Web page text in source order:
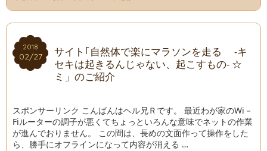
2018
02/27
2018
02/27
サイト｢自然体で楽にマラソンを走る -キ
セキは起きるんじゃない、起こすもの- ☆
ミ」のご紹介
スポンサーリンク こんばんはヘル兄Ｒです。 最近わが家のWi－
Fiルーターの調子が悪くてちょっといろんな意味でネットの作業
が進んでおりません。 この間は、長めの文面作って操作をした
ら、勝手にオフラインになって内容が消える …